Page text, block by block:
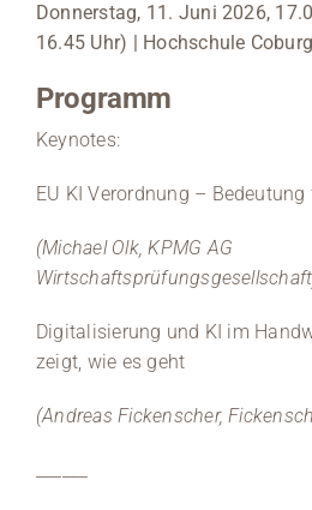
Veranstaltungen
Donnerstag, 11. Juni 2026,
16.45 Uhr) | Hochschule Coburg
Programm
Keynotes:
EU KI Verordnung –
(Michael Olk, KPMG AG
Digitalisierung und KI im
zeigt, wie es geht
(Andreas Fickenscher,